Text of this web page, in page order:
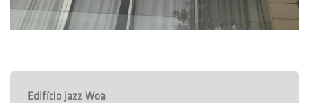
Edifício Jazz Woa